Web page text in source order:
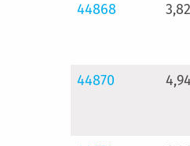
44868
44870